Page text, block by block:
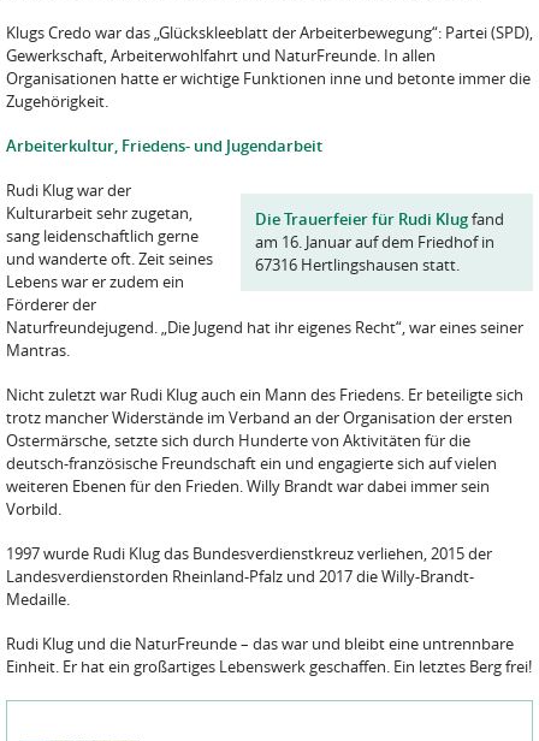
Klugs Credo war das „Glückskleeblatt der Arbeiterbewegung“: Partei (SPD),
Gewerkschaft, Arbeiterwohlfahrt und NaturFreunde. In allen
Organisationen hatte er wichtige Funktionen inne und betonte immer die
Zugehörigkeit.
Arbeiterkultur, Friedens- und Jugendarbeit
Die Trauerfeier für Rudi Klugfand
am 16. Januar auf dem Friedhof in
67316 Hertlingshausen statt.
Rudi Klug war der
Kulturarbeit sehr zugetan,
sang leidenschaftlich gerne
und wanderte oft. Zeit seines
Lebens war er zudem ein
Förderer der
Naturfreundejugend. „Die Jugend hat ihr eigenes Recht“, war eines seiner
Mantras.
Nicht zuletzt war Rudi Klug auch ein Mann des Friedens. Er beteiligte sich
trotz mancher Widerstände im Verband an der Organisation der ersten
Ostermärsche, setzte sich durch Hunderte von Aktivitäten für die
deutsch-französische Freundschaft ein und engagierte sich auf vielen
weiteren Ebenen für den Frieden. Willy Brandt war dabei immer sein
Vorbild.
1997 wurde Rudi Klug das Bundesverdienstkreuz verliehen, 2015 der
Landesverdienstorden Rheinland-Pfalz und 2017 die Willy-Brandt-
Medaille.
Rudi Klug und die NaturFreunde – das war und bleibt eine untrennbare
Einheit. Er hat ein großartiges Lebenswerk geschaffen. Ein letztes Berg frei!